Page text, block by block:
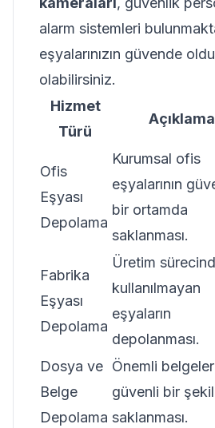
alarm sistemleri
eşyalarınızın güvende
olabilirsiniz.
Hizmet
Türü
Açıklama
Ofis
Eşyası
Depolama
Kurumsal ofis
eşyalarının
bir ortamda
saklanması.
Fabrika
Eşyası
Depolama
Üretim
kullanılmayan
eşyaların
depolanması.
Dosya ve
Belge
Depolama
Önemli
güvenli bir
saklanması.